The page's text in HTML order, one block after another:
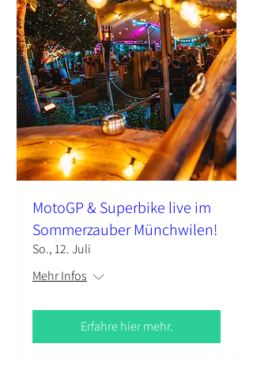
MotoGP & Superbike live im
Sommerzauber Münchwilen!
So., 12. Juli
Mehr Infos
Erfahre hier mehr.